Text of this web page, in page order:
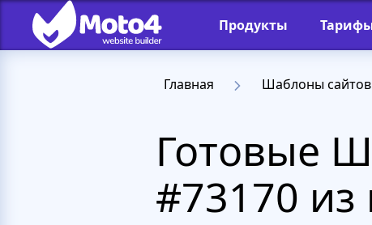
Продукты
Главная Шаблоны сайтов
Готовые
#73170 из